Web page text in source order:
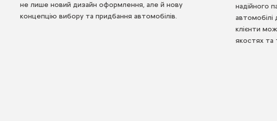
не лише новий дизайн оформлення, але й нову
концепцію вибору та придбання автомобілів.
надійного
автомобілі
клієнти
якостях та